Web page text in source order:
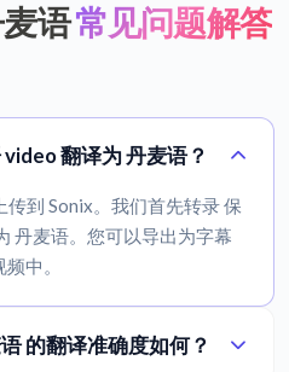
语常见问题解答
翻译为 丹麦语？
到 Sonix。我们首先转录 保
丹麦语。您可以导出为字幕
中。
的翻译准确度如何？